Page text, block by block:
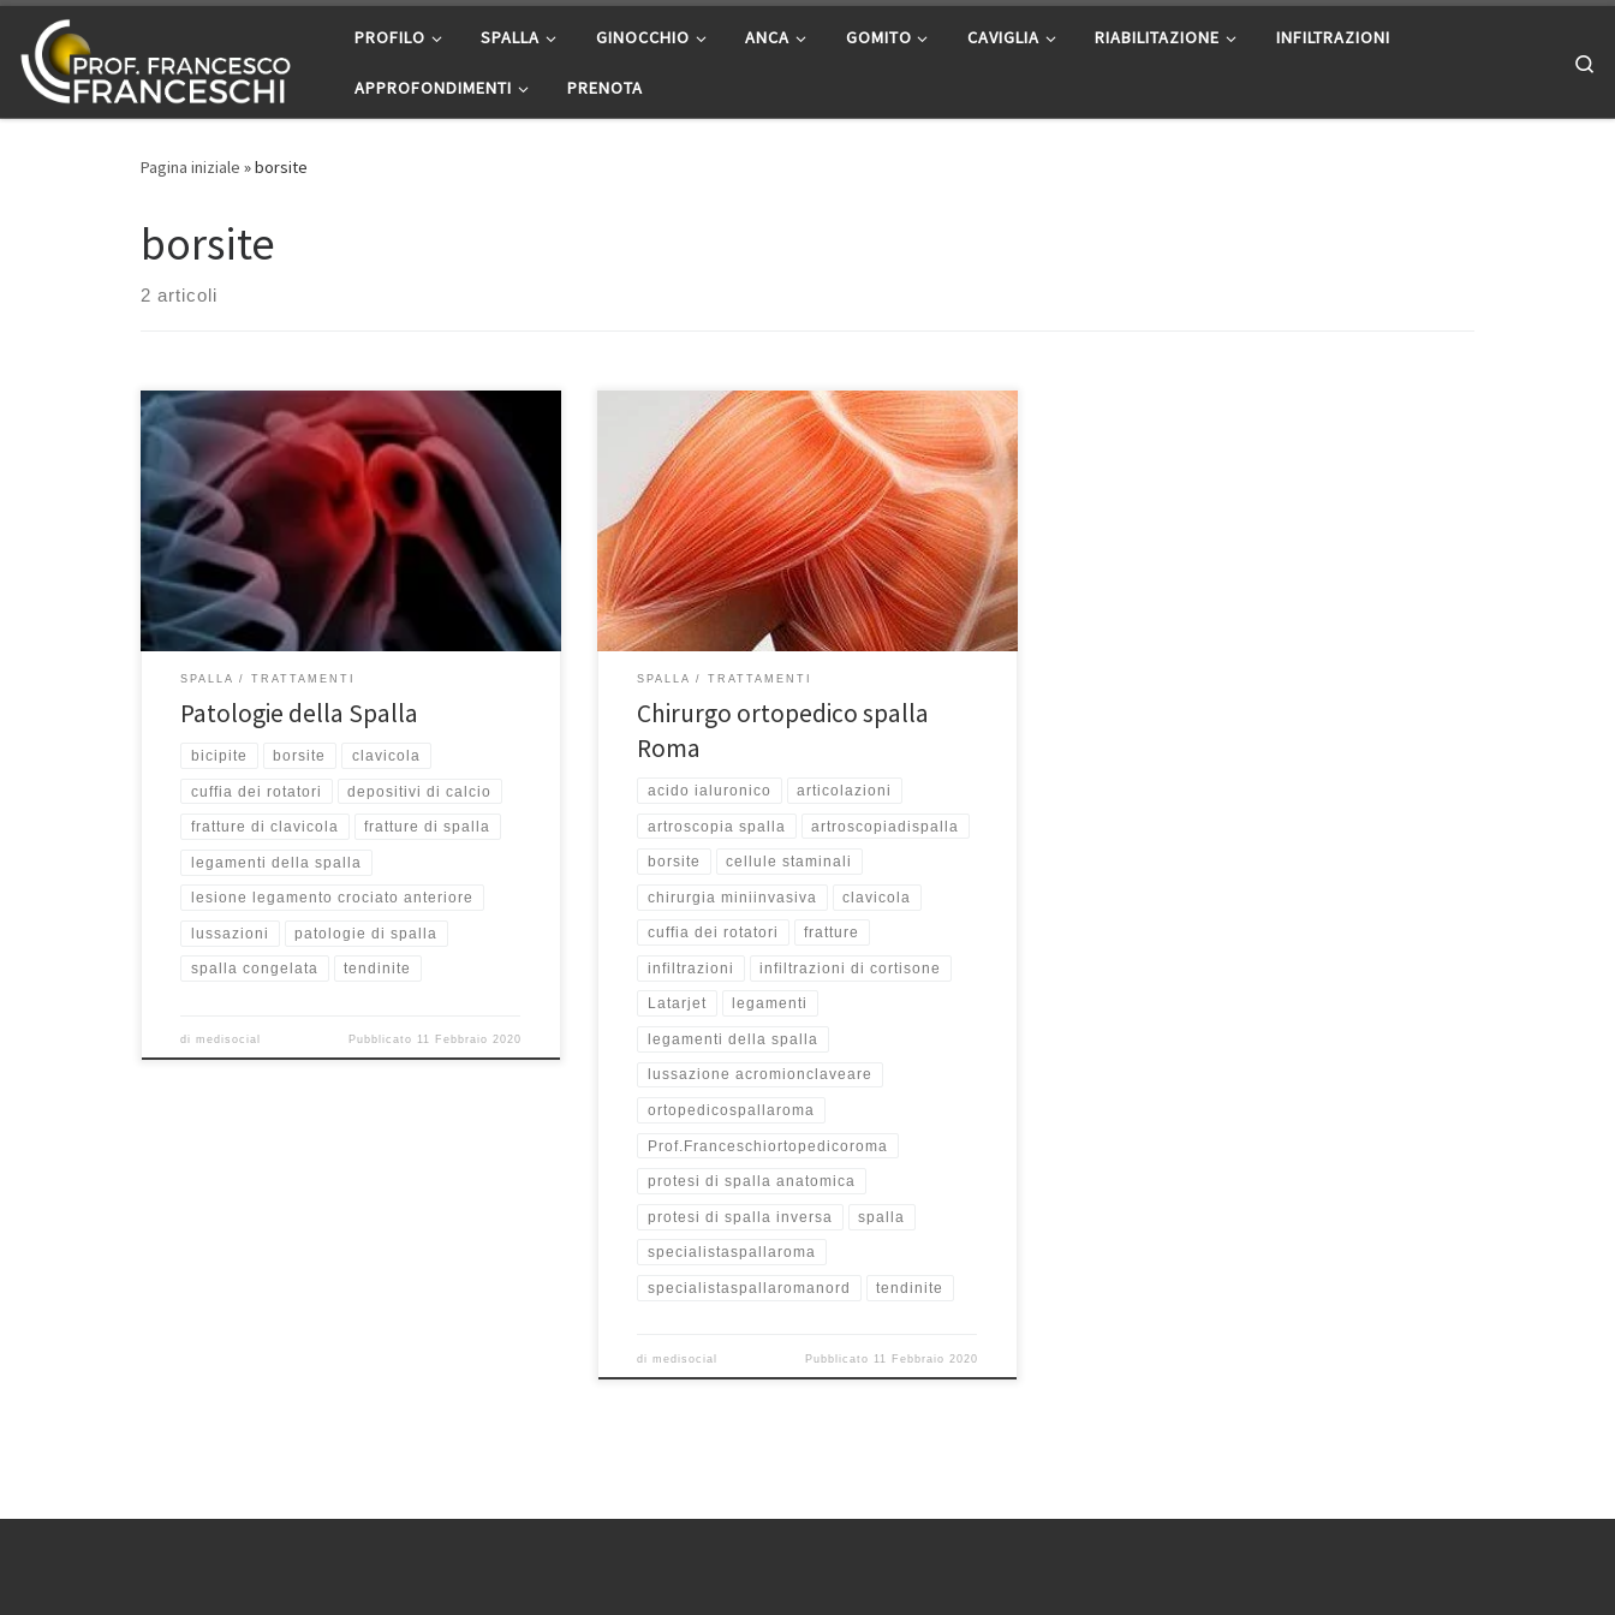
Passa al contenuto PROFILO SPALLA GINOCCHIO ANCA GOMITO CAVIGLIA RIABILITAZIONE INFILTRAZIONI
APPROFONDIMENTI PRENOTA
Pagina iniziale »borsite
borsite
2 articoli
Le patologie più frequenti della spalla sono le
seguenti : Lesione Legamento Crociato Anteriore
Fratture di Spalla e della Clavicola La lussazione I
depositi di calcio La sindrome di conflitto e patologia
della cuffia dei rotatori I traumi dell’articolazione
Acromion – Clavicolare L’artrite La capsulite adesiva o
“spalla congelata” Le […]
SPALLA TRATTAMENTI
Patologie della Spalla
bicipite borsite clavicola
cuffia dei rotatori depositivi di calcio
fratture di clavicola fratture di spalla
legamenti della spalla
lesione legamento crociato anteriore
lussazioni patologie di spalla
spalla congelata tendinite
dimedisocial Pubblicato 11 Febbraio 2020
Chirurgo ortopedico spalla Roma Prof. Francesco
Franceschi. Primario all’Ospedale San Pietro
Fatebenefratelli. Il Prof. Francesco Franceschi è
specialista e chirurgo ortopedico della spalla a Roma.
Appassionato della chirurgia di spalla, è autore di
numerosi lavori su temi di chirurgia artroscopica di
spalla, illustrati a congressi nazionali ed internazionali
e pubblicati […]
SPALLA TRATTAMENTI
Chirurgo ortopedico spalla
Roma
acido ialuronico articolazioni
artroscopia spalla artroscopiadispalla
borsite cellule staminali
chirurgia miniinvasiva clavicola
cuffia dei rotatori fratture
infiltrazioni infiltrazioni di cortisone
Latarjet legamenti
legamenti della spalla
lussazione acromionclaveare
ortopedicospallaroma
Prof.Franceschiortopedicoroma
protesi di spalla anatomica
protesi di spalla inversa spalla
specialistaspallaroma
specialistaspallaromanord tendinite
dimedisocial Pubblicato 11 Febbraio 2020